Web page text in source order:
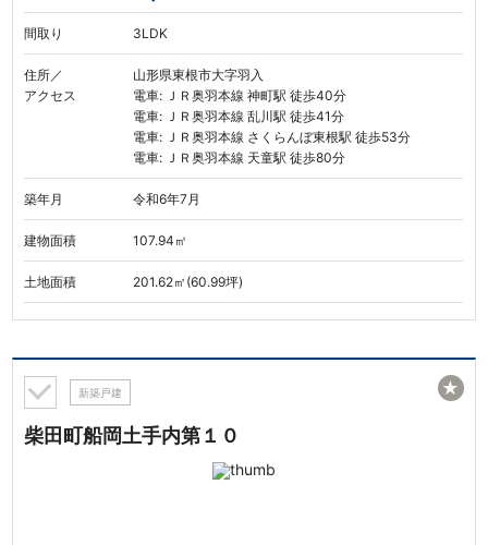
間取り 3LDK
住所／
アクセス
山形県東根市大字羽入
電車: ＪＲ奥羽本線 神町駅 徒歩40分
電車: ＪＲ奥羽本線 乱川駅 徒歩41分
電車: ＪＲ奥羽本線 さくらんぼ東根駅 徒歩53分
電車: ＪＲ奥羽本線 天童駅 徒歩80分
築年月 令和6年7月
建物面積 107.94㎡
土地面積 201.62㎡(60.99坪)
新築戸建
柴田町船岡土手内第１０
★